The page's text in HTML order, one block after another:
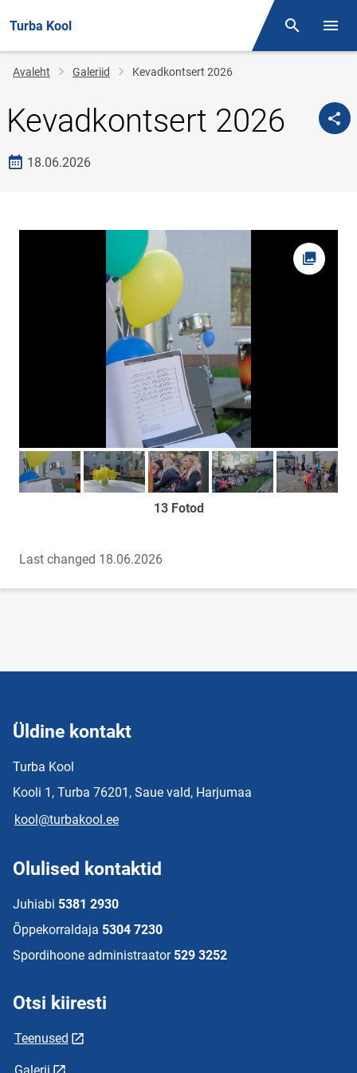
Turba Kool Otsing
Jälglink
Avaleht Galeriid Kevadkontsert 2026
Kevadkontsert 2026
Loomise kuupäev
18.06.2026
Foto
Too foto fookusesseToo foto fookusesseToo foto fookusesseToo foto fookusesse
Too foto
13 Fotod
Last changed 18.06.2026
Üldine kontakt
Turba Kool
Kooli 1, Turba 76201, Saue vald, Harjumaa
kool@turbakool.ee
Olulised kontaktid
Juhiabi 5381 2930
Õppekorraldaja 5304 7230
Spordihoone administraator 529 3252
Otsi kiiresti
Teenused
Galerii